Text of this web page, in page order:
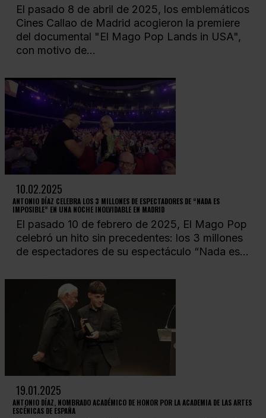
El pasado 8 de abril de 2025, los emblemáticos
Cines Callao de Madrid acogieron la premiere
del documental "El Mago Pop Lands in USA",
con motivo de...
10.02.2025
ANTONIO DÍAZ CELEBRA LOS 3 MILLONES DE ESPECTADORES DE “NADA ES
IMPOSIBLE” EN UNA NOCHE INOLVIDABLE EN MADRID
El pasado 10 de febrero de 2025, El Mago Pop
celebró un hito sin precedentes: los 3 millones
de espectadores de su espectáculo “Nada es...
19.01.2025
ANTONIO DÍAZ, NOMBRADO ACADÉMICO DE HONOR POR LA ACADEMIA DE LAS ARTES
ESCÉNICAS DE ESPAÑA